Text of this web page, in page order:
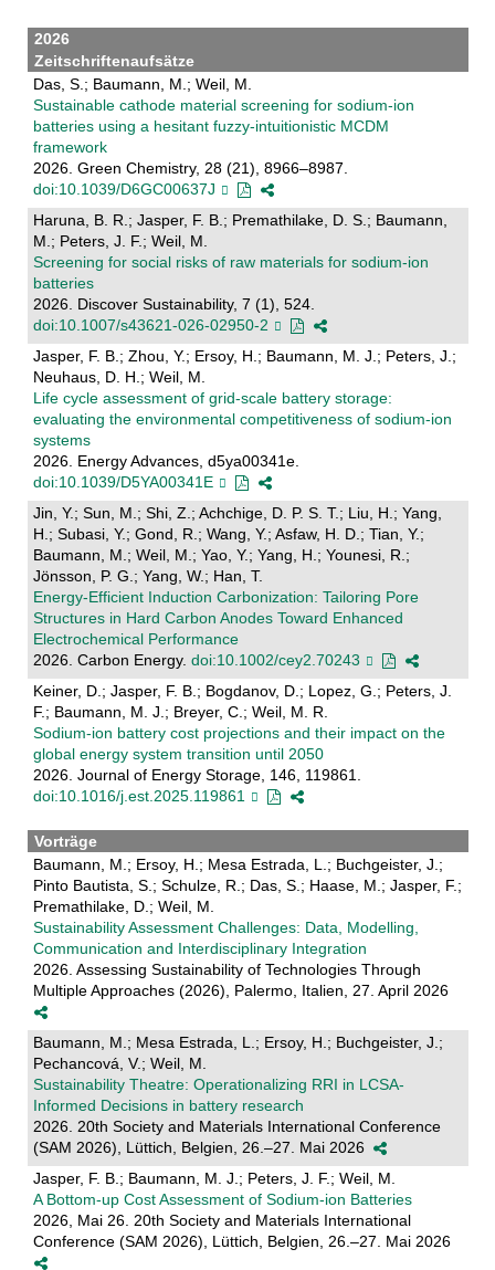
2026
Zeitschriftenaufsätze
Das, S.; Baumann, M.; Weil, M.
Sustainable cathode material screening for sodium-ion
batteries using a hesitant fuzzy-intuitionistic MCDM
framework
2026. Green Chemistry, 28 (21), 8966–8987.
doi:10.1039/D6GC00637J
Haruna, B. R.; Jasper, F. B.; Premathilake, D. S.; Baumann,
M.; Peters, J. F.; Weil, M.
Screening for social risks of raw materials for sodium-ion
batteries
2026. Discover Sustainability, 7 (1), 524.
doi:10.1007/s43621-026-02950-2
Jasper, F. B.; Zhou, Y.; Ersoy, H.; Baumann, M. J.; Peters, J.;
Neuhaus, D. H.; Weil, M.
Life cycle assessment of grid-scale battery storage:
evaluating the environmental competitiveness of sodium-ion
systems
2026. Energy Advances, d5ya00341e.
doi:10.1039/D5YA00341E
Jin, Y.; Sun, M.; Shi, Z.; Achchige, D. P. S. T.; Liu, H.; Yang,
H.; Subasi, Y.; Gond, R.; Wang, Y.; Asfaw, H. D.; Tian, Y.;
Baumann, M.; Weil, M.; Yao, Y.; Yang, H.; Younesi, R.;
Jönsson, P. G.; Yang, W.; Han, T.
Energy‐Efficient Induction Carbonization: Tailoring Pore
Structures in Hard Carbon Anodes Toward Enhanced
Electrochemical Performance
2026. Carbon Energy. doi:10.1002/cey2.70243
Keiner, D.; Jasper, F. B.; Bogdanov, D.; Lopez, G.; Peters, J.
F.; Baumann, M. J.; Breyer, C.; Weil, M. R.
Sodium-ion battery cost projections and their impact on the
global energy system transition until 2050
2026. Journal of Energy Storage, 146, 119861.
doi:10.1016/j.est.2025.119861
Vorträge
Baumann, M.; Ersoy, H.; Mesa Estrada, L.; Buchgeister, J.;
Pinto Bautista, S.; Schulze, R.; Das, S.; Haase, M.; Jasper, F.;
Premathilake, D.; Weil, M.
Sustainability Assessment Challenges: Data, Modelling,
Communication and Interdisciplinary Integration
2026. Assessing Sustainability of Technologies Through
Multiple Approaches (2026), Palermo, Italien, 27. April 2026
Baumann, M.; Mesa Estrada, L.; Ersoy, H.; Buchgeister, J.;
Pechancová, V.; Weil, M.
Sustainability Theatre: Operationalizing RRI in LCSA-
Informed Decisions in battery research
2026. 20th Society and Materials International Conference
(SAM 2026), Lüttich, Belgien, 26.–27. Mai 2026
Jasper, F. B.; Baumann, M. J.; Peters, J. F.; Weil, M.
A Bottom-up Cost Assessment of Sodium-ion Batteries
2026, Mai 26. 20th Society and Materials International
Conference (SAM 2026), Lüttich, Belgien, 26.–27. Mai 2026